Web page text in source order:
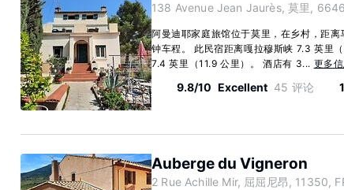
138 Avenue Jean Jaurès, 莫里,
阿曼迪耶家庭旅馆位于莫里，在乡村，距
钟车程。 此民宿距离嘎拉穆斯峡 7.3 英里
7.4 英里（11.9 公里）。 酒店有 3... 更多
9.8/10 Excellent 45 评论
Auberge du Vigneron
2 Rue Achille Mir, 屈屈尼昂, 11350,